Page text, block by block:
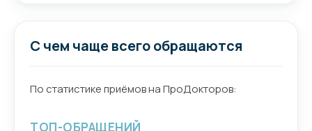
С чем чаще всего обращаются
По статистике приёмов на ПроДокторов:
ТОП-ОБРАЩЕНИЙ